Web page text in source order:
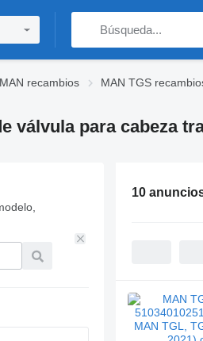
MAN recambios MAN TGS
válvula para cabeza
10